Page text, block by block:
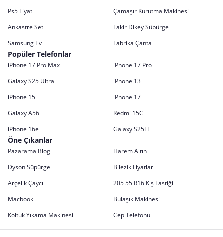
Ps5 Fiyat
Çamaşır Kurutma Makinesi
Ankastre Set
Fakir Dikey Süpürge
Samsung Tv
Fabrika Çanta
Popüler Telefonlar
iPhone 17 Pro Max
iPhone 17 Pro
Galaxy S25 Ultra
iPhone 13
iPhone 15
iPhone 17
Galaxy A56
Redmi 15C
iPhone 16e
Galaxy S25FE
Öne Çıkanlar
Pazarama Blog
Harem Altın
Dyson Süpürge
Bilezik Fiyatları
Arçelik Çaycı
205 55 R16 Kış Lastiği
Macbook
Bulaşık Makinesi
Koltuk Yıkama Makinesi
Cep Telefonu